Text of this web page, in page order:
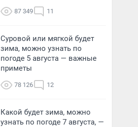
87 349 11
Суровой или мягкой будет
зима, можно узнать по
погоде 5 августа — важные
приметы
78 126 12
Какой будет зима, можно
узнать по погоде 7 августа, —